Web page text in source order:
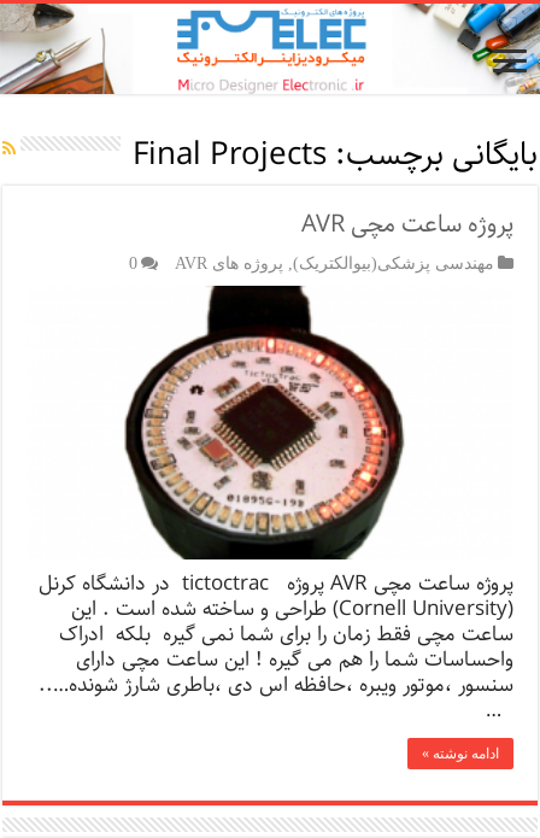
بایگانی برچسب:Final Projects
پروژه ساعت مچی AVR
مهندسی پزشکی(بیوالکتریک) پروژه های AVR 0
پروژه ساعت مچی AVR پروژه tictoctrac در دانشگاه کرنل
(Cornell University) طراحی و ساخته شده است . این
ساعت مچی فقط زمان را برای شما نمی گیره بلکه ادراک
واحساسات شما را هم می گیره ! این ساعت مچی دارای
سنسور ،موتور ویبره ،حافظه اس دی ،باطری شارژ شونده…..
…
ادامه نوشته »